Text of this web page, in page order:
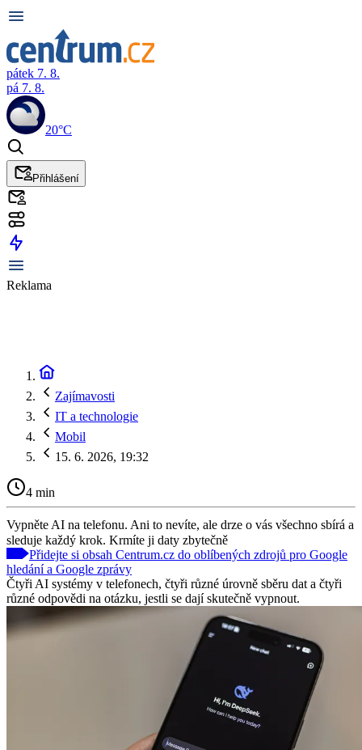
pátek 7. 8.
pá 7. 8.
20°C
Přihlášení
Reklama
Zajímavosti
IT a technologie
Mobil
15. 6. 2026, 19:32
4 min
Vypněte AI na telefonu. Ani to nevíte, ale drze o vás všechno sbírá a
sleduje každý krok. Krmíte ji daty zbytečně
Přidejte si obsah Centrum.cz do oblíbených zdrojů pro Google
hledání a Google zprávy
Čtyři AI systémy v telefonech, čtyři různé úrovně sběru dat a čtyři
různé odpovědi na otázku, jestli se dají skutečně vypnout.